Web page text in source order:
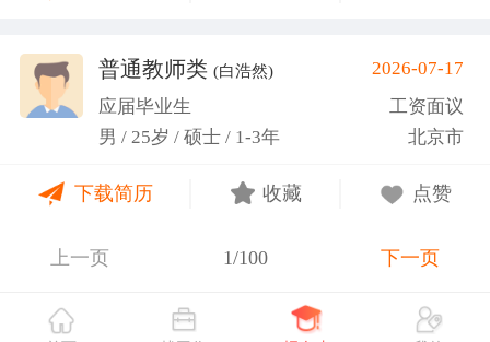
普通教师类 (白浩然)
2026-07-17
应届毕业生
工资面议
男 / 25岁 / 硕士 / 1-3年
北京市
下载简历 收藏 点赞
上一页 1/100 下一页